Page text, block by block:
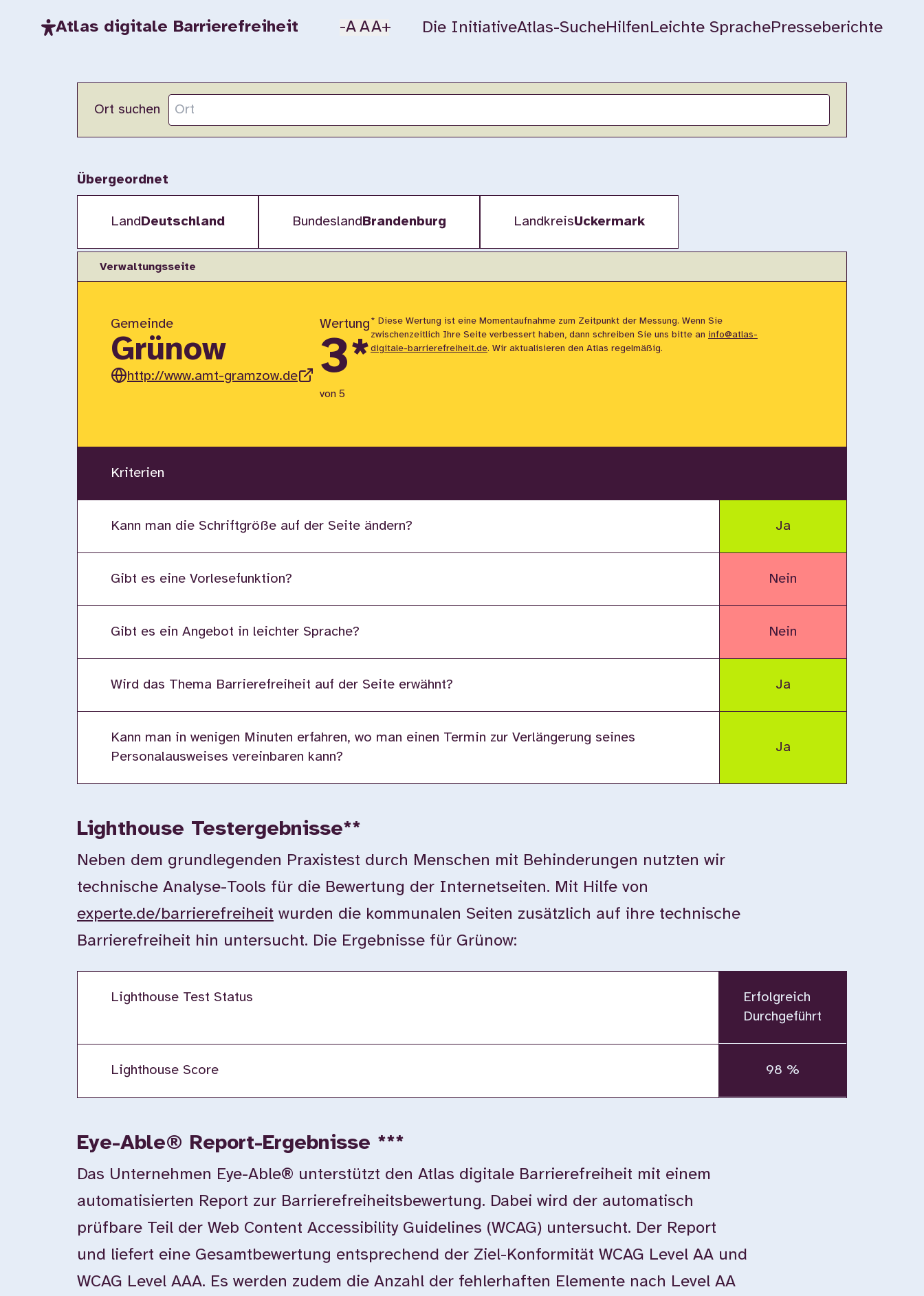
Atlas digitale Barrierefreiheit -A AA+ Die InitiativeAtlas-SucheHilfen Leichte SprachePresseberichte
Ort suchen
Übergeordnet
LandDeutschland BundeslandBrandenburg LandkreisUckermark
Verwaltungsseite
Gemeinde
Grünow
http://www.amt-gramzow.de
Wertung
3*
von 5
* Diese Wertung ist eine Momentaufnahme zum Zeitpunkt der Messung. Wenn Sie
zwischenzeitlich Ihre Seite verbessert haben, dann schreiben Sie uns bitte an info@atlas-
digitale-barrierefreiheit.de. Wir aktualisieren den Atlas regelmäßig.
Kriterien
Kann man die Schriftgröße auf der Seite ändern? Ja
Gibt es eine Vorlesefunktion? Nein
Gibt es ein Angebot in leichter Sprache? Nein
Wird das Thema Barrierefreiheit auf der Seite erwähnt? Ja
Kann man in wenigen Minuten erfahren, wo man einen Termin zur Verlängerung seines
Personalausweises vereinbaren kann?
Ja
Lighthouse Testergebnisse**
Neben dem grundlegenden Praxistest durch Menschen mit Behinderungen nutzten wir
technische Analyse-Tools für die Bewertung der Internetseiten. Mit Hilfe von
experte.de/barrierefreiheit wurden die kommunalen Seiten zusätzlich auf ihre technische
Barrierefreiheit hin untersucht. Die Ergebnisse für Grünow:
Lighthouse Test Status
Erfolgreich
Durchgeführt
Lighthouse Score 98 %
Eye-Able® Report-Ergebnisse ***
Das Unternehmen Eye-Able® unterstützt den Atlas digitale Barrierefreiheit mit einem
automatisierten Report zur Barrierefreiheitsbewertung. Dabei wird der automatisch
prüfbare Teil der Web Content Accessibility Guidelines (WCAG) untersucht. Der Report
und liefert eine Gesamtbewertung entsprechend der Ziel-Konformität WCAG Level AA und
WCAG Level AAA. Es werden zudem die Anzahl der fehlerhaften Elemente nach Level AA